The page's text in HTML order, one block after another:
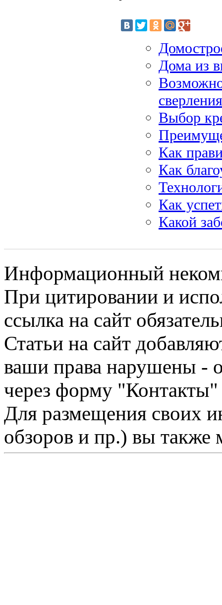
Дома из
сверления
Выбор
Как
Как
Как
Какой
Информационный
При цитировании и
ссылка на сайт
Статьи на сайт
ваши права нарушены -
через форму "Контакты"
Для размещения своих
обзоров и пр.) вы также